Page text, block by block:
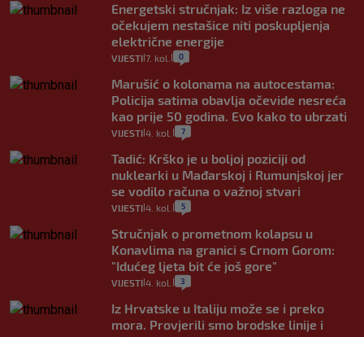
Energetski stručnjak: Iz više razloga ne
očekujem nestašice niti poskupljenja
električne energije
VIJESTI 7. kol. 0
Marušić o kolonama na autocestama:
Policija satima obavlja očevide nesreća
kao prije 50 godina. Evo kako to ubrzati
VIJESTI 4. kol. 7
Tadić: Krško je u boljoj poziciji od
nuklearki u Mađarskoj i Rumunjskoj jer
se vodilo računa o važnoj stvari
VIJESTI 4. kol. 5
Stručnjak o prometnom kolapsu u
Konavlima na granici s Crnom Gorom:
"Idućeg ljeta bit će još gore"
VIJESTI 4. kol. 3
Iz Hrvatske u Italiju može se i preko
mora. Provjerili smo brodske linije i